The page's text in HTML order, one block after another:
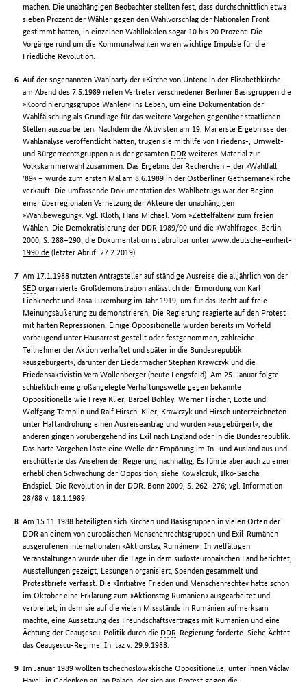
machen. Die unabhängigen Beobachter stellten fest, dass durchschnittlich etwa
sieben Prozent der Wähler gegen den Wahlvorschlag der Nationalen Front
gestimmt hatten, in einzelnen Wahllokalen sogar 10 bis 20 Prozent. Die
Vorgänge rund um die Kommunalwahlen waren wichtige Impulse für die
Friedliche Revolution.
Auf der sogenannten Wahlparty der »Kirche von Unten« in der Elisabethkirche
am Abend des 7.5.1989 riefen Vertreter verschiedener Berliner Basisgruppen die
»Koordinierungsgruppe Wahlen« ins Leben, um eine Dokumentation der
Wahlfälschung als Grundlage für das weitere Vorgehen gegenüber staatlichen
Stellen auszuarbeiten. Nachdem die Aktivisten am 19. Mai erste Ergebnisse der
Wahlanalyse veröffentlicht hatten, trugen sie mithilfe von Friedens-, Umwelt-
und Bürgerrechtsgruppen aus der gesamten DDR weiteres Material zur
Volkskammerwahl zusammen. Das Ergebnis der Recherchen – der »Wahlfall
’89« – wurde zum ersten Mal am 8.6.1989 in der Ostberliner Gethsemanekirche
verkauft. Die umfassende Dokumentation des Wahlbetrugs war der Beginn
einer überregionalen Vernetzung der Akteure der unabhängigen
»Wahlbewegung«. Vgl. Kloth, Hans Michael. Vom »Zettelfalten« zum freien
Wählen. Die Demokratisierung der DDR 1989/90 und die »Wahlfrage«. Berlin
2000, S. 288–290; die Dokumentation ist abrufbar unterwww.deutsche-einheit-
1990.de (letzter Abruf: 27.2.2019).
Am 17.1.1988 nutzten Antragsteller auf ständige Ausreise die alljährlich von der
SED organisierte Großdemonstration anlässlich der Ermordung von Karl
Liebknecht und Rosa Luxemburg im Jahr 1919, um für das Recht auf freie
Meinungsäußerung zu demonstrieren. Die Regierung reagierte auf den Protest
mit harten Repressionen. Einige Oppositionelle wurden bereits im Vorfeld
vorbeugend unter Hausarrest gestellt oder festgenommen, zahlreiche
Teilnehmer der Aktion verhaftet und später in die Bundesrepublik
»ausgebürgert«, darunter der Liedermacher Stephan Krawczyk und die
Friedensaktivistin Vera Wollenberger (heute Lengsfeld). Am 25. Januar folgte
schließlich eine großangelegte Verhaftungswelle gegen bekannte
Oppositionelle wie Freya Klier, Bärbel Bohley, Werner Fischer, Lotte und
Wolfgang Templin und Ralf Hirsch. Klier, Krawczyk und Hirsch unterzeichneten
unter Haftandrohung einen Ausreiseantrag und wurden »ausgebürgert«, die
anderen gingen vorübergehend ins Exil nach England oder in die Bundesrepublik.
Das harte Vorgehen löste eine Welle der Empörung im In- und Ausland aus und
erschütterte das Ansehen der Regierung nachhaltig. Es führte aber auch zu einer
erheblichen Schwächung der Opposition, siehe Kowalczuk, Ilko-Sascha:
Endspiel. Die Revolution in der DDR . Bonn 2009, S. 262–276; vgl. Information
28/88 v. 18.1.1989.
Am 15.11.1988 beteiligten sich Kirchen und Basisgruppen in vielen Orten der
DDR an einem von europäischen Menschenrechtsgruppen und Exil-Rumänen
ausgerufenen internationalen »Aktionstag Rumänien«. In vielfältigen
Veranstaltungen wurde über die Lage in dem südosteuropäischen Land berichtet,
Ausstellungen gezeigt, Lesungen organisiert, Spenden gesammelt und
Protestbriefe verfasst. Die »Initiative Frieden und Menschenrechte« hatte schon
im Oktober eine Erklärung zum »Aktionstag Rumänien« ausgearbeitet und
verbreitet, in dem sie auf die vielen Missstände in Rumänien aufmerksam
machte, eine Aussetzung des Freundschaftsvertrages mit Rumänien und eine
Ächtung der Ceauşescu-Politik durch die DDR-Regierung forderte. Siehe Ächtet
das Ceauşescu-Regime! In: taz v. 29.9.1988.
Im Januar 1989 wollten tschechoslowakische Oppositionelle, unter ihnen Václav